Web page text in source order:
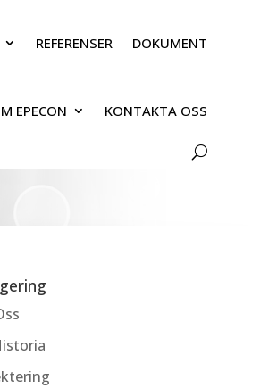
REFERENSER DOKUMENT
EPECON KONTAKTA OSS